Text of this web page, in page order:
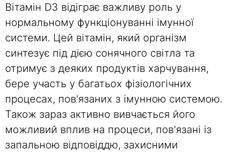
Вітамін D3 відіграє важливу роль у
нормальному функціонуванні імунної
системи. Цей вітамін, який організм
синтезує під дією сонячного світла та
отримує з деяких продуктів харчування,
бере участь у багатьох фізіологічних
процесах, пов'язаних з імунною системою.
Також зараз активно вивчається його
можливий вплив на процеси, пов'язані із
запальною відповіддю, захисними